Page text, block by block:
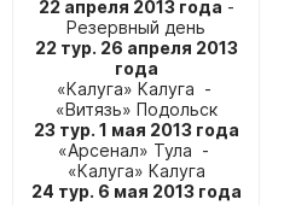
22 апреля 2013 года -
Резервный день
22 тур. 26 апреля 2013
года
«Калуга» Калуга -
«Витязь» Подольск
23 тур. 1 мая 2013 года
«Арсенал» Тула -
«Калуга» Калуга
24 тур. 6 мая 2013 года